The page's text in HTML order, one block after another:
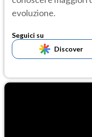
evoluzione.
Seguici su
Discover